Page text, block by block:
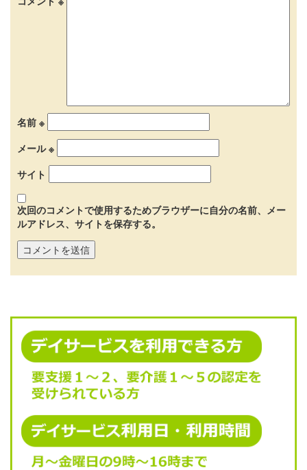
名前 ※
メール※
サイト
次回のコメントで使用するためブラウザーに自分の名前、メー
ルアドレス、サイトを保存する。